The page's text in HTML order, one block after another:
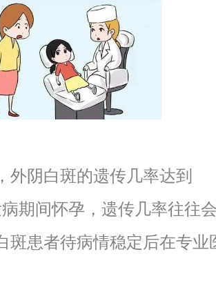
阴白斑的遗传几率达到
期间怀孕，遗传几率往往
斑患者待病情稳定后在专业